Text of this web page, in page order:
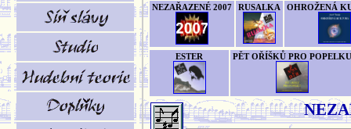
NEZAŘAZENÉ 2007 RUSALKA OHROŽENÁ
ESTER PĚT OŘÍŠKŮ PRO POPELKU